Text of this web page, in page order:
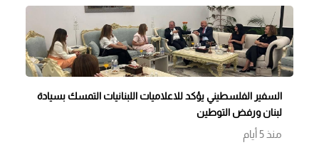
السفير الفلسطيني يؤكد للاعلاميات اللبنانيات التمسك بسيادة
لبنان ورفض التوطين
منذ 5 أيام